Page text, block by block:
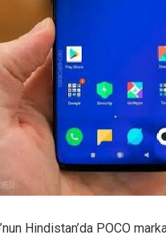
Hindistan’da POCO